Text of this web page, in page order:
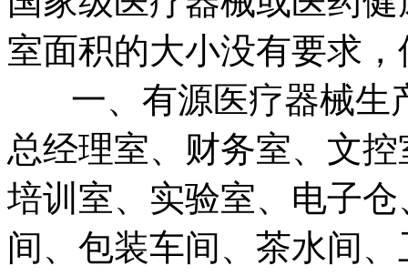
室面积的大小没有要求
一、有源医疗器械生
总经理室、财务室、文
培训室、实验室、电子
间、包装车间、茶水间